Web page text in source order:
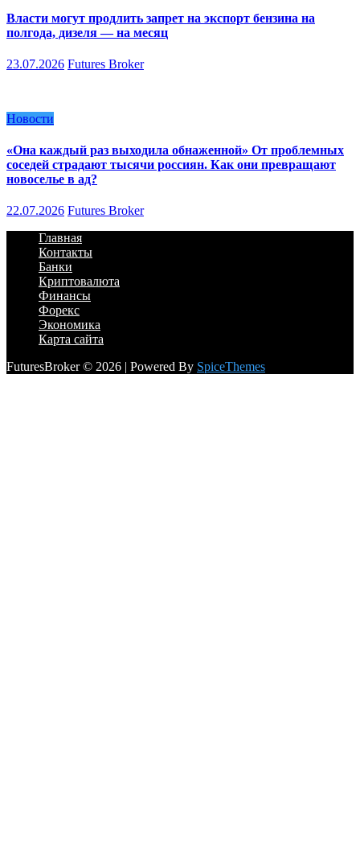
Власти могут продлить запрет на экспорт бензина на
полгода, дизеля — на месяц
23.07.2026 Futures Broker
Новости
«Она каждый раз выходила обнаженной» От проблемных
соседей страдают тысячи россиян. Как они превращают
новоселье в ад?
22.07.2026 Futures Broker
Главная
Контакты
Банки
Криптовалюта
Финансы
Форекс
Экономика
Карта сайта
FuturesBroker © 2026 | Powered By SpiceThemes